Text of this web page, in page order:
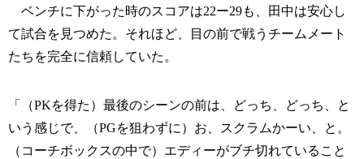
ベンチに下がった時のスコアは22ー29も、田中は安心し
て試合を見つめた。それほど、目の前で戦うチームメート
たちを完全に信頼していた。
「（PKを得た）最後のシーンの前は、どっち、どっち、と
いう感じで、（PGを狙わずに）お、スクラムかーい、と。
（コーチボックスの中で）エディーがブチ切れていること